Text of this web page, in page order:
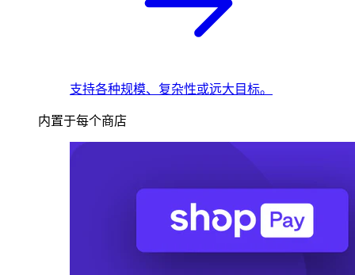
支持各种规模、复杂性或远大目标。
内置于每个商店